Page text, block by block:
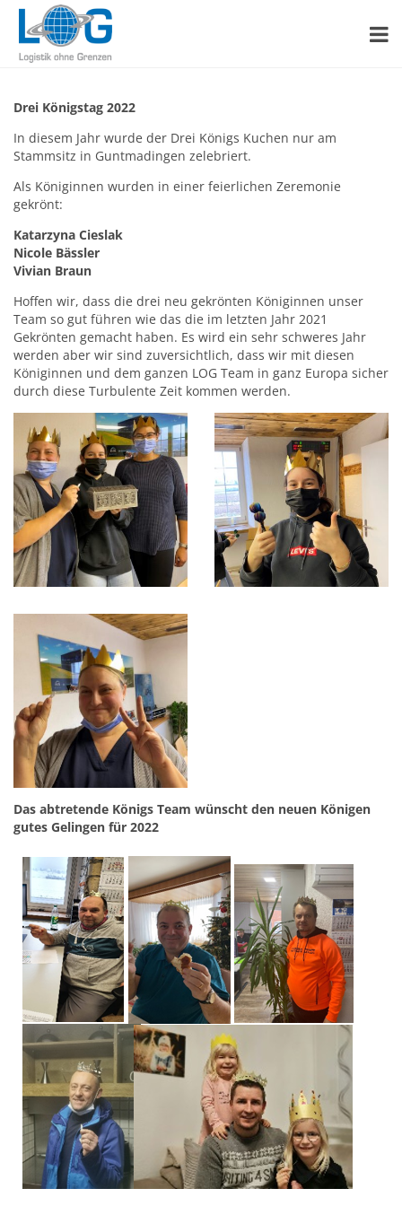
Drei Königstag 2022
In diesem Jahr wurde der Drei Königs Kuchen nur am
Stammsitz in Guntmadingen zelebriert.
Als Königinnen wurden in einer feierlichen Zeremonie
gekrönt:
Katarzyna Cieslak
Nicole Bässler
Vivian Braun
Hoffen wir, dass die drei neu gekrönten Königinnen unser
Team so gut führen wie das die im letzten Jahr 2021
Gekrönten gemacht haben. Es wird ein sehr schweres Jahr
werden aber wir sind zuversichtlich, dass wir mit diesen
Königinnen und dem ganzen LOG Team in ganz Europa sicher
durch diese Turbulente Zeit kommen werden.
Das abtretende Königs Team wünscht den neuen Königen
gutes Gelingen für 2022